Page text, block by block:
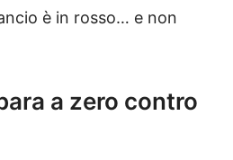
è in rosso… e non
a zero contro